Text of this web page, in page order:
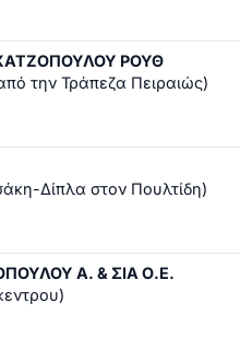
ΡΟΥΘ
την Τράπεζα Πειραιώς)
Δίπλα στον Πουλτίδη)
Α. & ΣΙΑ Ο.Ε.